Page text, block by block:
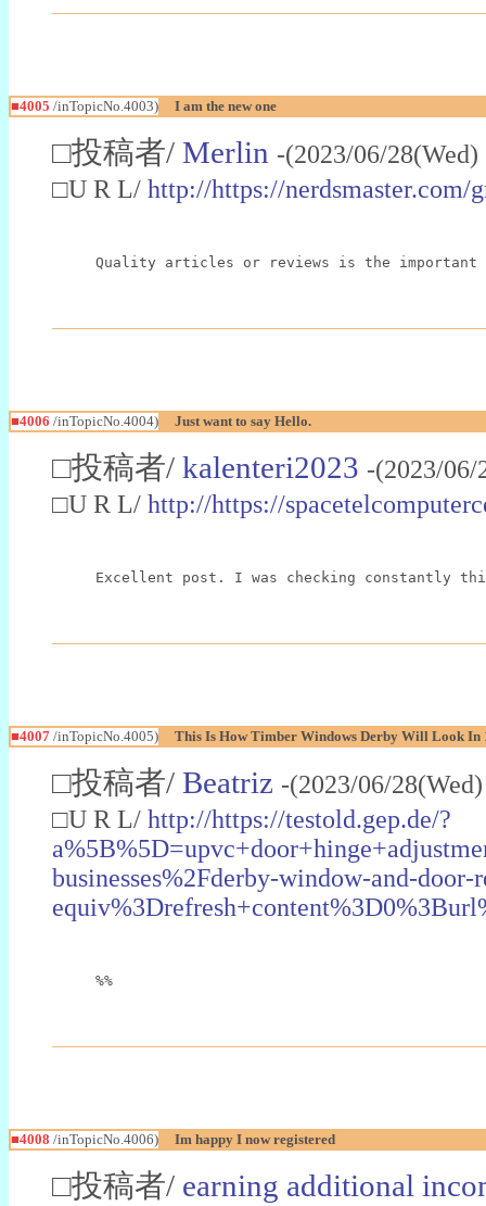
■4005 /inTopicNo.4003) I am the new one
□投稿者/ Merlin -(2023/06/
□U R L/ http://https://
Quality articles or reviews is the
■4006 /inTopicNo.4004) Just want to say Hello.
□投稿者/ kalenteri2023 -(2023/
□U R L/ http://https://
Excellent post. I was checking constantly
■4007 /inTopicNo.4005) This Is How Timber Windows Derby Will Look In
□投稿者/ Beatriz -(2023/06/
□U R L/ http://https://testold.gep.de/?
businesses%2Fderby-window-and-
%%
■4008 /inTopicNo.4006) Im happy I now registered
□投稿者/ earning additional